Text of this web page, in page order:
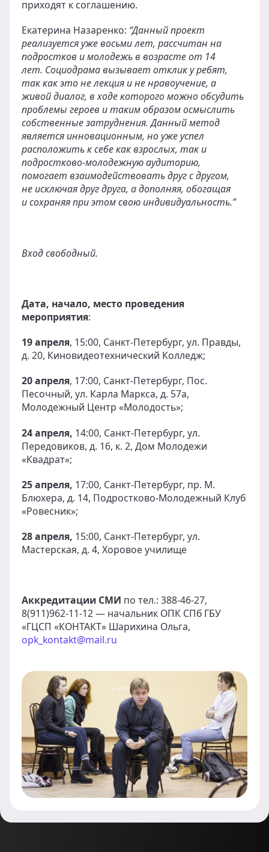
приходят к соглашению.
Екатерина Назаренко: “Данный проект
реализуется уже восьми лет, рассчитан на
подростков и молодежь в возрасте от 14
лет. Социодрама вызывает отклик у ребят,
так как это не лекция и не нравоучение, а
живой диалог, в ходе которого можно обсудить
проблемы героев и таким образом осмыслить
собственные затруднения. Данный метод
является инновационным, но уже успел
расположить к себе как взрослых, так и
подростково-молодежную аудиторию,
помогает взаимодействовать друг с другом,
не исключая друг друга, а дополняя, обогащая
и сохраняя при этом свою индивидуальность.”
Вход свободный.
Дата, начало, место проведения
мероприятия:
19 апреля, 15:00, Санкт-Петербург, ул. Правды,
д. 20, Киновидеотехнический Колледж;
20 апреля, 17:00, Санкт-Петербург, Пос.
Песочный, ул. Карла Маркса, д. 57а,
Молодежный Центр «Молодость»;
24 апреля, 14:00, Санкт-Петербург, ул.
Передовиков, д. 16, к. 2, Дом Молодежи
«Квадрат»;
25 апреля, 17:00, Санкт-Петербург, пр. М.
Блюхера, д. 14, Подростково-Молодежный Клуб
«Ровесник»;
28 апреля, 15:00, Санкт-Петербург, ул.
Мастерская, д. 4, Хоровое училище
Аккредитации СМИ по тел.: 388-46-27,
8(911)962-11-12 — начальник ОПК СПб ГБУ
«ГЦСП «КОНТАКТ» Шарихина Ольга,
opk_kontakt@mail.ru